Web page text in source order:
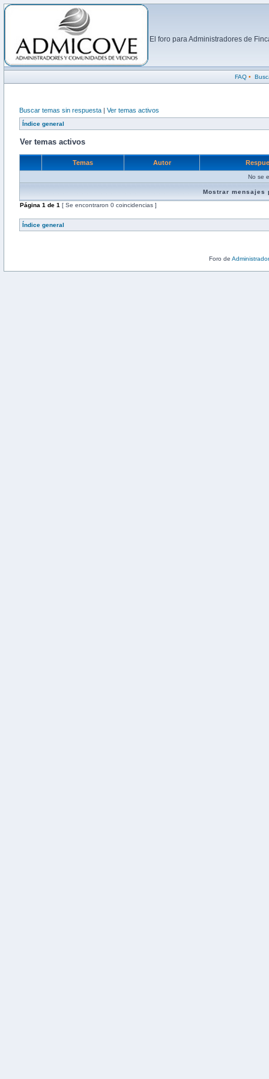
El foro para Administradores de
FAQ•
Buscar temas sin respuesta | Ver temas activos
Índice general
Ver temas activos
Temas Autor
No se
Mostrar mensajes
Página 1 de 1 [ Se encontraron 0 coincidencias ]
Índice general
Foro de